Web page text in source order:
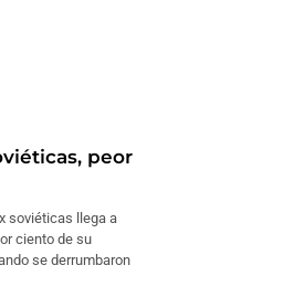
peor
soviéticas llega a
ciento de su
se derrumbaron